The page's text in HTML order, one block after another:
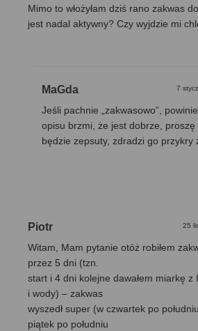
Mimo to włożyłam dziś rano zakwas
jest nadal aktywny? Czy wyjdzie mi
MaGda 7
Jeśli pachnie „zakwasowo”,
opisu brzmi, że jest dobrze, proszę
będzie zepsuty, zdradzi go przykry
Piotr 25
Witam, Mam pytanie otóż robiłem
przez 5 dni (tzn.
start i 4 dni kolejne dawałem miarkę z
i wody) – zakwas
wyszedł super (w czwartek po
piątek po południu